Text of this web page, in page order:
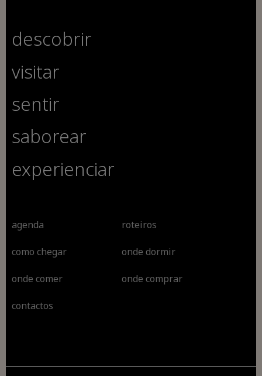
descobrir
visitar
sentir
saborear
experienciar
agenda roteiros
como chegar onde dormir
onde comer onde comprar
contactos